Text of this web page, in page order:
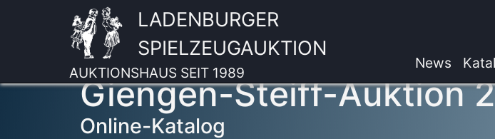
LADENBURGER
SPIELZEUGAUKTION
AUKTIONSHAUS SEIT 1989
News
Giengen-Steiff-Auktion
Online-Katalog